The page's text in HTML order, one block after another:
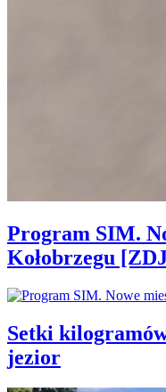
Program SIM.
Kołobrzegu
Setki
jezior